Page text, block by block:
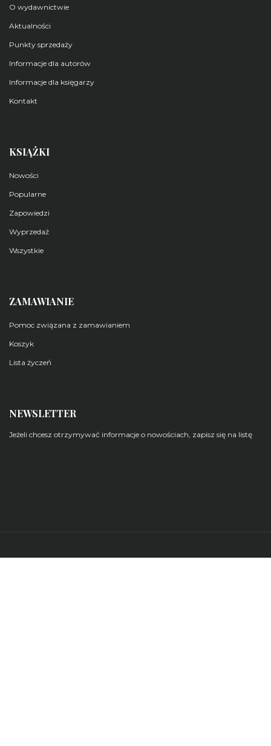
O wydawnictwie
Aktualności
Punkty sprzedaży
Informacje dla autorów
Informacje dla księgarzy
Kontakt
KSIĄŻKI
Nowości
Popularne
Zapowiedzi
Wyprzedaż
Wszystkie
ZAMAWIANIE
Pomoc związana z zamawianiem
Koszyk
Lista życzeń
NEWSLETTER
Jeżeli chcesz otrzymywać informacje o nowościach, zapisz się na listę